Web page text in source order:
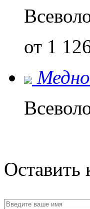
от 1
Оставить